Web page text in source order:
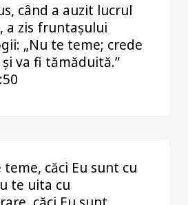
când a auzit lucrul
a zis fruntașului
„Nu te teme; crede
va fi tămăduită.”
teme, căci Eu sunt cu
te uita cu